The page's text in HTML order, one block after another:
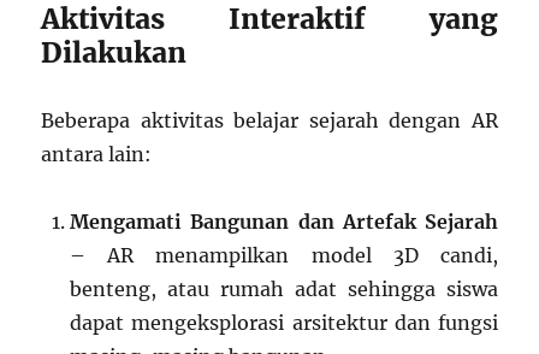
Aktivitas Interaktif yang
Dilakukan
Beberapa aktivitas belajar sejarah dengan AR
antara lain:
Mengamati Bangunan dan Artefak Sejarah
– AR menampilkan model 3D candi,
benteng, atau rumah adat sehingga siswa
dapat mengeksplorasi arsitektur dan fungsi